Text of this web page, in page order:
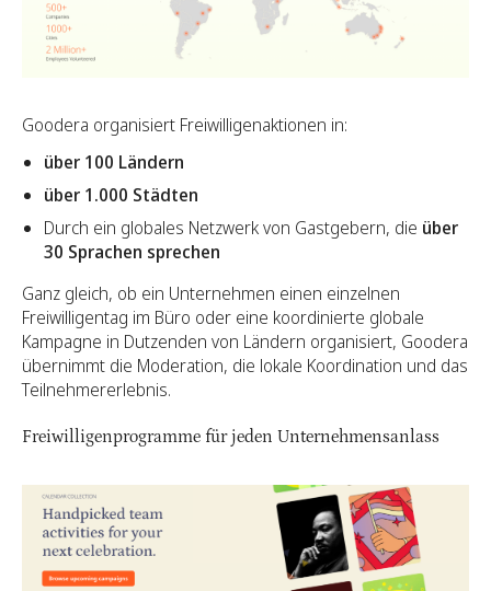
Goodera organisiert Freiwilligenaktionen in:
über 100 Ländern
über 1.000 Städten
Durch ein globales Netzwerk von Gastgebern, die über
30 Sprachen sprechen
Ganz gleich, ob ein Unternehmen einen einzelnen
Freiwilligentag im Büro oder eine koordinierte globale
Kampagne in Dutzenden von Ländern organisiert, Goodera
übernimmt die Moderation, die lokale Koordination und das
Teilnehmererlebnis.
Freiwilligenprogramme für jeden Unternehmensanlass